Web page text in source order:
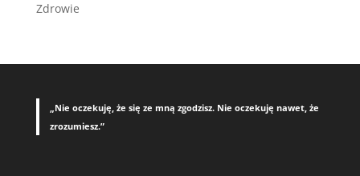
Zdrowie
„Nie oczekuję, że się ze mną zgodzisz. Nie oczekuję nawet, że
zrozumiesz.”